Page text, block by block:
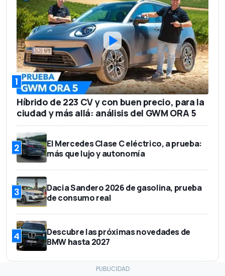
1
Híbrido de 223 CV y con buen precio, para la
ciudad y más allá: análisis del GWM ORA 5
2
El Mercedes Clase C eléctrico, a prueba:
más que lujo y autonomía
3
Dacia Sandero 2026 de gasolina, prueba
de consumo real
4
Descubre las próximas novedades de
BMW hasta 2027